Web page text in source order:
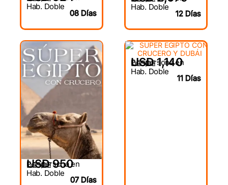
Hab. Doble
08 Días
Hab. Doble
12 Días
DESDE
USD 950
Por persona en
Hab. Doble
07 Días
DESDE
USD 1,140
Por persona en
Hab. Doble
11 Días